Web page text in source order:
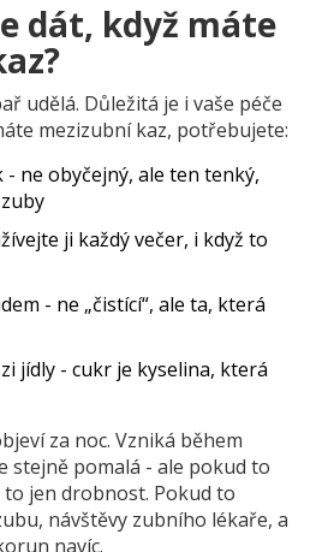
dát, když máte
udělá. Důležitá je i vaše péče
mezizubní kaz, potřebujete:
ne obyčejný, ale ten tenký,
ji každý večer, i když to
- ne „čistící“, ale ta, která
jídly - cukr je kyselina, která
za noc. Vzniká během
stejně pomalá - ale pokud to
jen drobnost. Pokud to
návštěvy zubního lékaře, a
navíc.